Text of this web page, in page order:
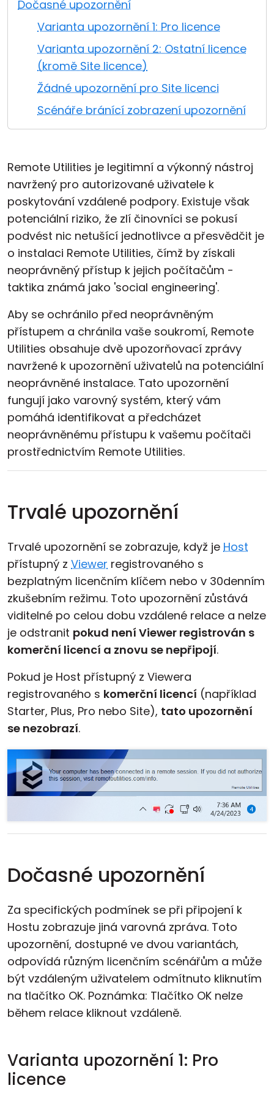
Dočasné upozornění
Varianta upozornění 1: Pro licence
Varianta upozornění 2: Ostatní licence
(kromě Site licence)
Žádné upozornění pro Site licenci
Scénáře bránící zobrazení upozornění
Remote Utilities je legitimní a výkonný nástroj
navržený pro autorizované uživatele k
poskytování vzdálené podpory. Existuje však
potenciální riziko, že zlí činovníci se pokusí
podvést nic netušící jednotlivce a přesvědčit je
o instalaci Remote Utilities, čímž by získali
neoprávněný přístup k jejich počítačům -
taktika známá jako 'social engineering'.
Aby se ochránilo před neoprávněným
přístupem a chránila vaše soukromí, Remote
Utilities obsahuje dvě upozorňovací zprávy
navržené k upozornění uživatelů na potenciální
neoprávněné instalace. Tato upozornění
fungují jako varovný systém, který vám
pomáhá identifikovat a předcházet
neoprávněnému přístupu k vašemu počítači
prostřednictvím Remote Utilities.
Trvalé upozornění
Trvalé upozornění se zobrazuje, když je Host
přístupný z Viewer registrovaného s
bezplatným licenčním klíčem nebo v 30denním
zkušebním režimu. Toto upozornění zůstává
viditelné po celou dobu vzdálené relace a nelze
je odstranit pokud není Viewer registrován s
komerční licencí a znovu se nepřipojí.
Pokud je Host přístupný z Viewera
registrovaného s komerční licencí (například
Starter, Plus, Pro nebo Site), tato upozornění
se nezobrazí.
Dočasné upozornění
Za specifických podmínek se při připojení k
Hostu zobrazuje jiná varovná zpráva. Toto
upozornění, dostupné ve dvou variantách,
odpovídá různým licenčním scénářům a může
být vzdáleným uživatelem odmítnuto kliknutím
na tlačítko OK. Poznámka: Tlačítko OK nelze
během relace kliknout vzdáleně.
Varianta upozornění 1: Pro
licence
Cloud a on-premise